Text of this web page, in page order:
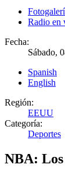
Radio en
Fecha:
Sábado,
Spanish
English
Región:
EEUU
Categoría:
Deportes
NBA: Los